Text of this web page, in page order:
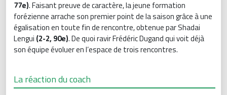
77e). Faisant preuve de caractère, la jeune formation
forézienne arrache son premier point de la saison grâce à une
égalisation en toute fin de rencontre, obtenue par Shadai
Lengui (2-2, 90e). De quoi ravir Frédéric Dugand qui voit déjà
son équipe évoluer en l’espace de trois rencontres.
La réaction du coach